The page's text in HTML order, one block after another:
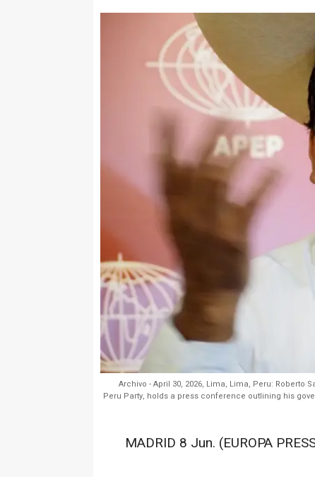
Archivo - April 30, 2026, Lima, Lima, Peru:
Peru Party, holds a press conference outlining his
MADRID 8 Jun. (EUROPA